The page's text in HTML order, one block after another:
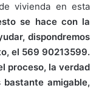
vivienda en esta
se hace con la
dispondremos
el 569 90213599.
proceso, la verdad
amigable,